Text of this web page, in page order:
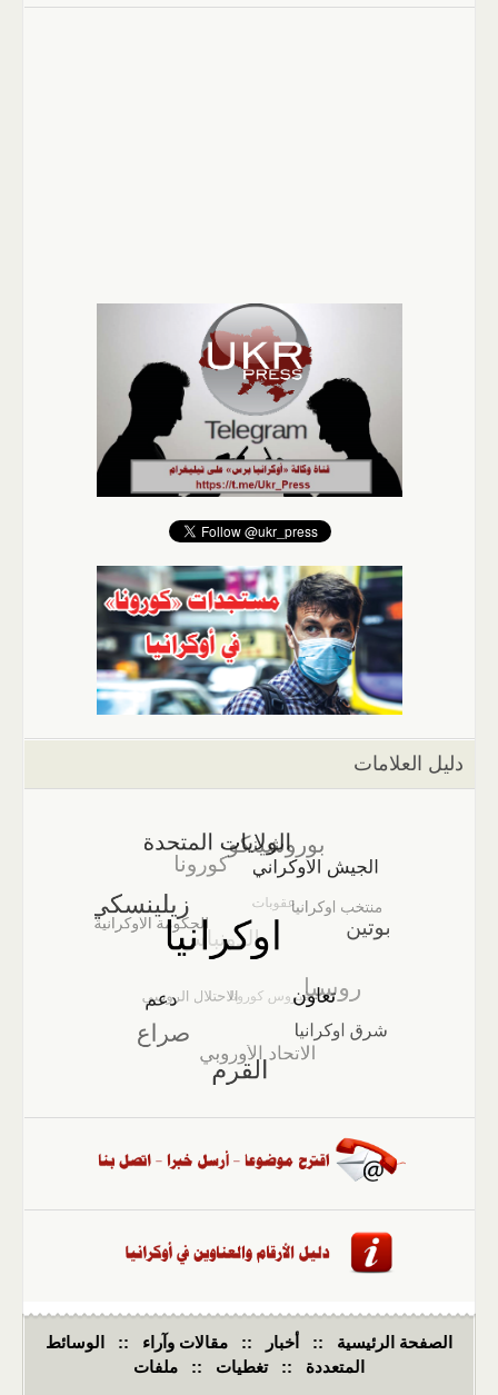
دليل العلامات
الصفحة الرئيسية :: أخبار :: مقالات وآراء ::
الوسائط
المتعددة
:: تغطيات :: ملفات